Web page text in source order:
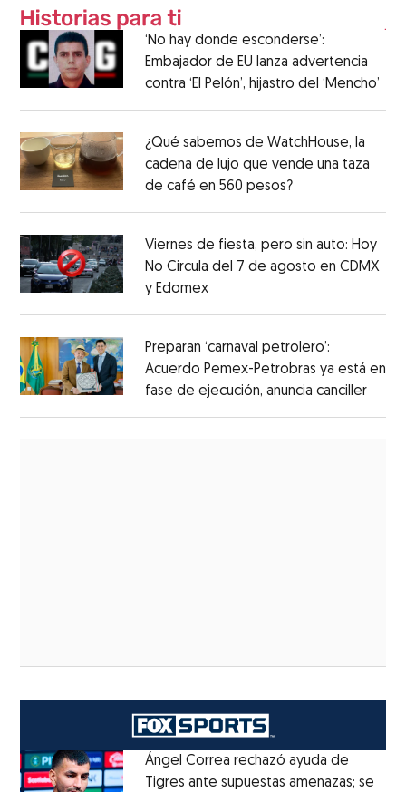
‘No hay donde esconderse’:
Embajador de EU lanza advertencia
contra ‘El Pelón’, hijastro del ‘Mencho’
¿Qué sabemos de WatchHouse, la
cadena de lujo que vende una taza
de café en 560 pesos?
Viernes de fiesta, pero sin auto: Hoy
No Circula del 7 de agosto en CDMX
y Edomex
Preparan ‘carnaval petrolero’:
Acuerdo Pemex-Petrobras ya está en
fase de ejecución, anuncia canciller
Ángel Correa rechazó ayuda de
Tigres ante supuestas amenazas; se